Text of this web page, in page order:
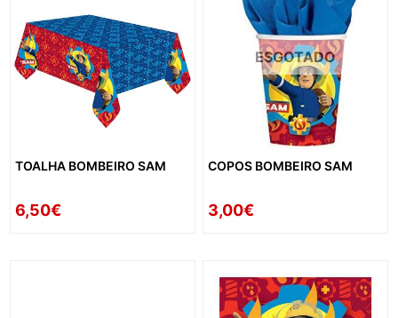
TOALHA BOMBEIRO SAM
6,50€
ESGOTADO
COPOS BOMBEIRO SAM
3,00€